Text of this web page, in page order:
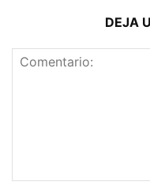
DEJA